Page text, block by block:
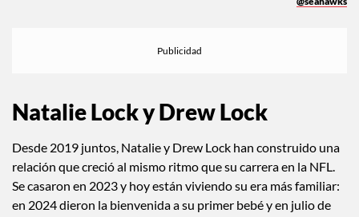
Natalie Lock y Drew Lock